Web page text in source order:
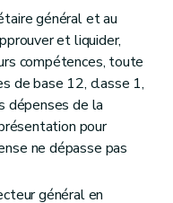
général et au
et liquider,
compétences, toute
de base 12, classe 1,
dépenses de la
pour
ne dépasse pas
général en